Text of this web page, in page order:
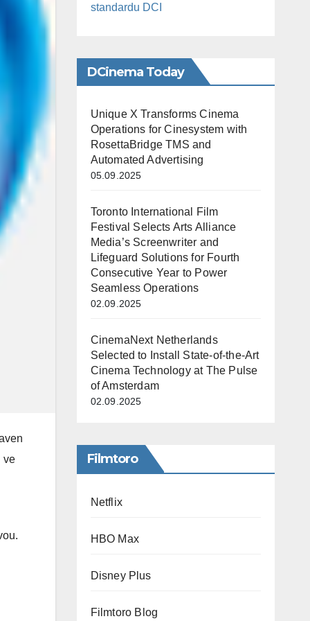
ve
standardu DCI
DCinema Today
Unique X Transforms Cinema
Operations for Cinesystem with
RosettaBridge TMS and
Automated Advertising
05.09.2025
Toronto International Film
Festival Selects Arts Alliance
Media’s Screenwriter and
Lifeguard Solutions for Fourth
Consecutive Year to Power
Seamless Operations
02.09.2025
CinemaNext Netherlands
Selected to Install State-of-the-Art
Cinema Technology at The Pulse
of Amsterdam
02.09.2025
Filmtoro
Netflix
HBO Max
Disney Plus
Filmtoro Blog